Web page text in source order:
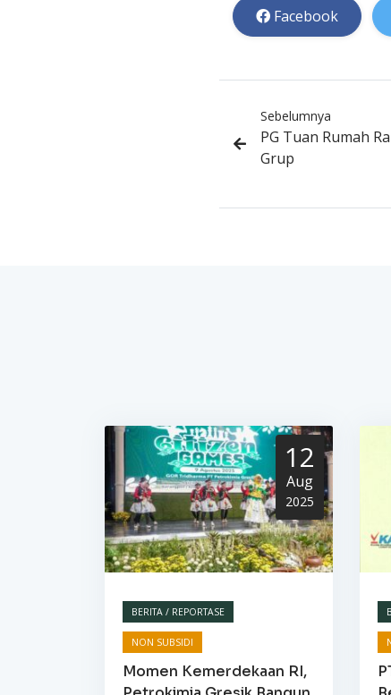
Facebook
Sebelumnya
PG Tuan Rumah
Grup
12
Aug
2025
BERITA / REPORTASE
NON SUBSIDI
Momen Kemerdekaan RI,